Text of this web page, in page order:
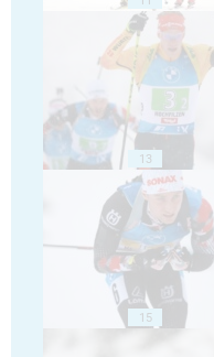
13
15